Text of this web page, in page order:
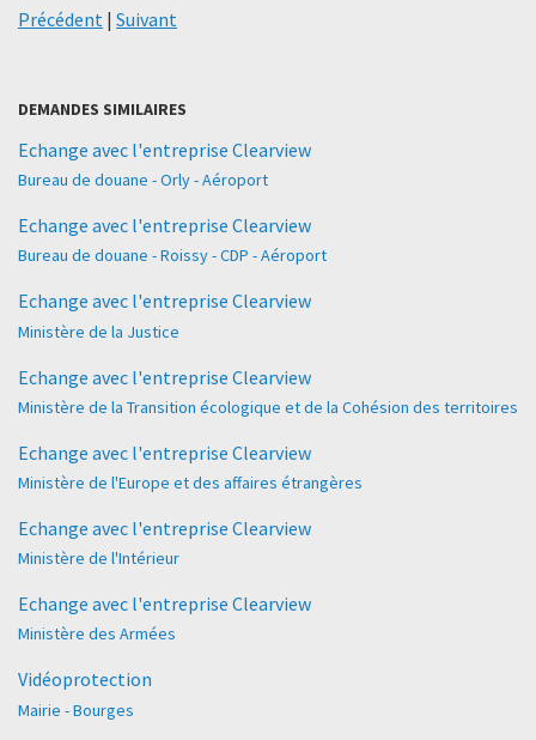
Précédent | Suivant
DEMANDES SIMILAIRES
Echange avec l'entreprise Clearview
Bureau de douane - Orly - Aéroport
Echange avec l'entreprise Clearview
Bureau de douane - Roissy - CDP - Aéroport
Echange avec l'entreprise Clearview
Ministère de la Justice
Echange avec l'entreprise Clearview
Ministère de la Transition écologique et de la Cohésion des territoires
Echange avec l'entreprise Clearview
Ministère de l'Europe et des affaires étrangères
Echange avec l'entreprise Clearview
Ministère de l'Intérieur
Echange avec l'entreprise Clearview
Ministère des Armées
Vidéoprotection
Mairie - Bourges